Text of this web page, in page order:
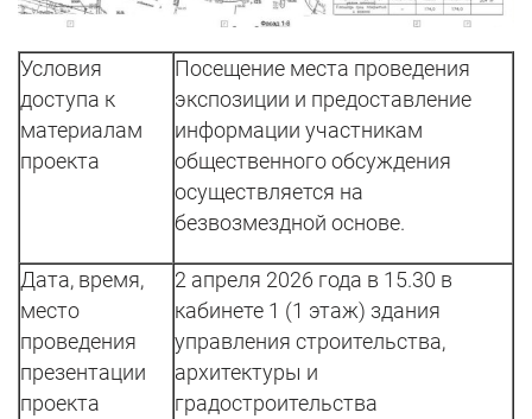
Условия
доступа к
материалам
проекта
Посещение места проведения
экспозиции и предоставление
информации участникам
общественного обсуждения
осуществляется на
безвозмездной основе.
Дата, время,
место
проведения
презентации
проекта
2 апреля 2026 года в 15.30 в
кабинете 1 (1 этаж) здания
управления строительства,
архитектуры и
градостроительства